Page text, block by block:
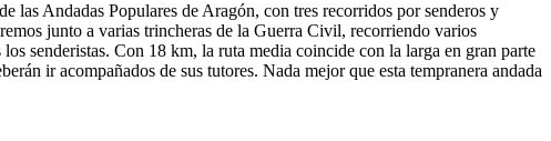
las Andadas Populares de Aragón, con tres recorridos por senderos y
junto a varias trincheras de la Guerra Civil, recorriendo varios
senderistas. Con 18 km, la ruta media coincide con la larga en gran parte
ir acompañados de sus tutores. Nada mejor que esta tempranera andada